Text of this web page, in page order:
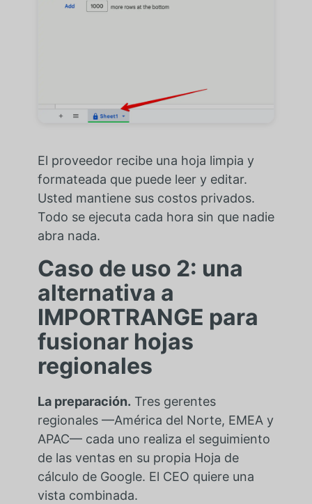
El proveedor recibe una hoja limpia y
formateada que puede leer y editar.
Usted mantiene sus costos privados.
Todo se ejecuta cada hora sin que nadie
abra nada.
Caso de uso 2: una
alternativa a
IMPORTRANGE para
fusionar hojas
regionales
La preparación. Tres gerentes
regionales —América del Norte, EMEA y
APAC— cada uno realiza el seguimiento
de las ventas en su propia Hoja de
cálculo de Google. El CEO quiere una
vista combinada.